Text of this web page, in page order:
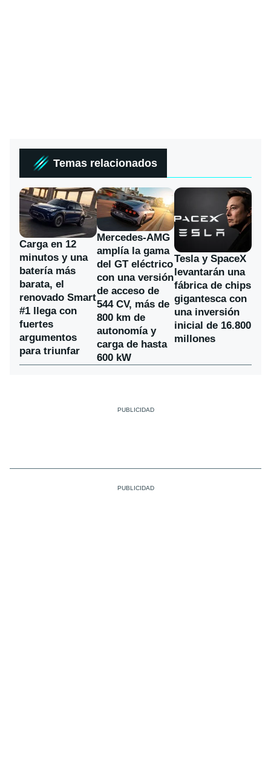
Temas relacionados
Carga en 12
minutos y una
batería más
barata, el
renovado Smart
#1 llega con
fuertes
argumentos
para triunfar
Mercedes-AMG
amplía la gama
del GT eléctrico
con una versión
de acceso de
544 CV, más de
800 km de
autonomía y
carga de hasta
600 kW
Tesla y SpaceX
levantarán una
fábrica de chips
gigantesca con
una inversión
inicial de 16.800
millones